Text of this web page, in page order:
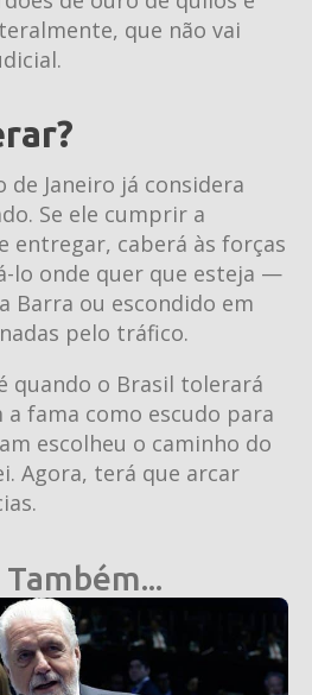
que não vai
de Janeiro já considera
Se ele cumprir a
entregar, caberá às forças
lo onde quer que esteja —
Barra ou escondido em
pelo tráfico.
quando o Brasil tolerará
a fama como escudo para
escolheu o caminho do
Agora, terá que arcar